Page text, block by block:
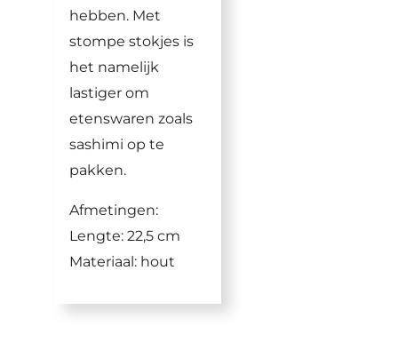
hebben. Met
stompe stokjes is
het namelijk
lastiger om
etenswaren zoals
sashimi op te
pakken.
Afmetingen:
Lengte: 22,5 cm
Materiaal: hout